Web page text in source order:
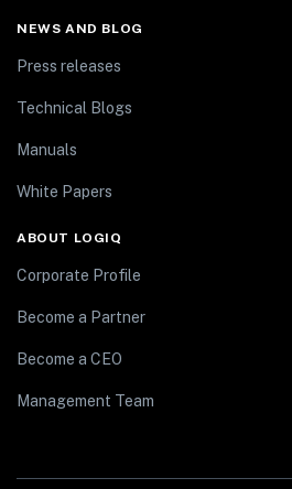
NEWS AND BLOG
Press releases
Technical Blogs
Manuals
White Papers
ABOUT LOGIQ
Corporate Profile
Become a Partner
Become a CEO
Management Team